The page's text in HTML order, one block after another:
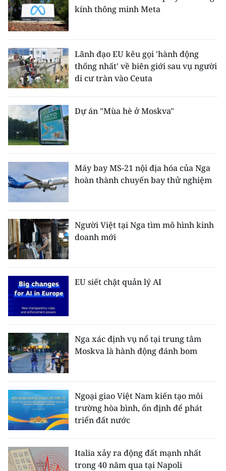
ENGLISH
中文
FRANÇAIS
РУССКИЙ
ESPAÑOL
한국어
kính thông minh Meta
Lãnh đạo EU kêu gọi 'hành động
thống nhất' về biên giới sau vụ người
di cư tràn vào Ceuta
Dự án "Mùa hè ở Moskva"
Máy bay MS-21 nội địa hóa của Nga
hoàn thành chuyến bay thử nghiệm
Người Việt tại Nga tìm mô hình kinh
doanh mới
EU siết chặt quản lý AI
Nga xác định vụ nổ tại trung tâm
Moskva là hành động đánh bom
Ngoại giao Việt Nam kiến tạo môi
trường hòa bình, ổn định để phát
triển đất nước
Italia xảy ra động đất mạnh nhất
trong 40 năm qua tại Napoli